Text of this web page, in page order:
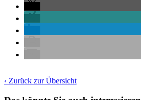
‹ Zurück zur Übersicht